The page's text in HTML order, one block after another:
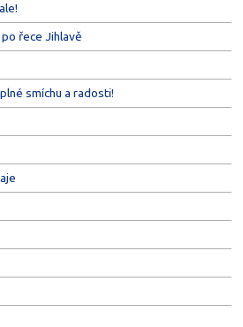
řece Jihlavě
smíchu a radosti!